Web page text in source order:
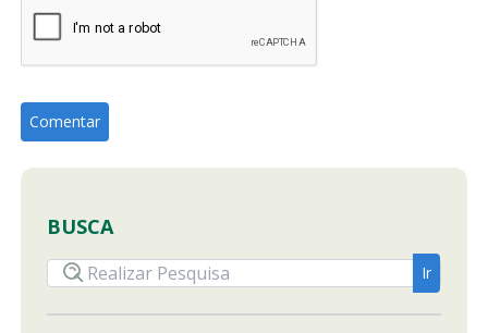
BUSCA